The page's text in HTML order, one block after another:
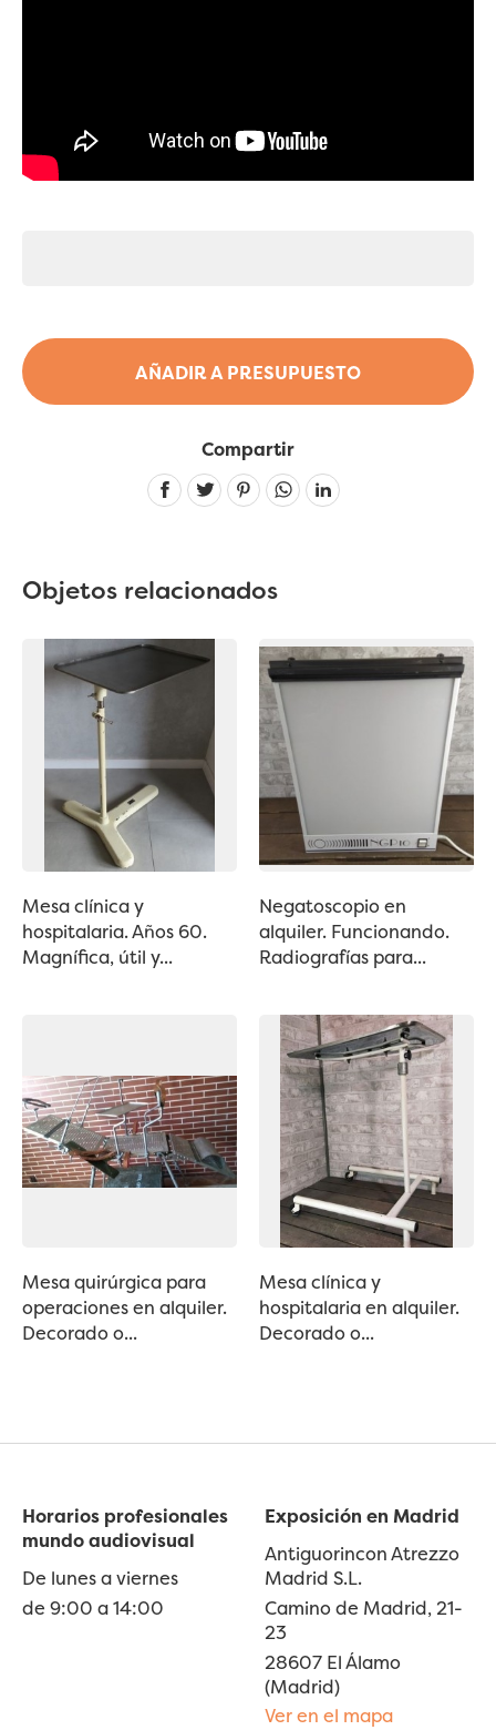
AÑADIR A PRESUPUESTO
Compartir
Linkedin
Objetos relacionados
Mesa clínica y
hospitalaria. Años 60.
Magnífica, útil y...
Negatoscopio en
alquiler. Funcionando.
Radiografías para...
Mesa quirúrgica para
operaciones en alquiler.
Decorado o...
Mesa clínica y
hospitalaria en alquiler.
Decorado o...
Horarios profesionales
mundo audiovisual
De lunes a viernes
de 9:00 a 14:00
Exposición en Madrid
Antiguorincon Atrezzo
Madrid S.L.
Camino de Madrid, 21-
23
28607 El Álamo
(Madrid)
Ver en el mapa